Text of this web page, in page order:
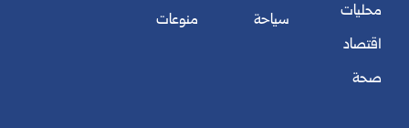
محليات
اقتصاد
صحة
سياحة
منوعات